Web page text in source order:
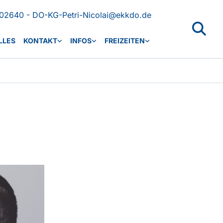
- DO-KG-Petri-Nicolai@ekkdo.de
KONTAKT INFOS FREIZEITEN